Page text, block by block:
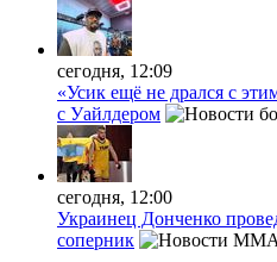
сегодня, 12:09
«Усик ещё не дрался с
с Уайлдером
сегодня, 12:00
Украинец Донченко
соперник